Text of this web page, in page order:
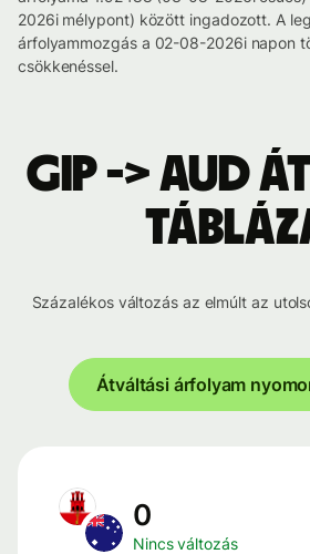
2026i mélypont) között ingadozott. A
árfolyammozgás a 02-08-2026i napon
csökkenéssel.
GIP -> AUD
Százalékos változás az elmúlt az
Átváltási árfolyam
0
Nincs változás